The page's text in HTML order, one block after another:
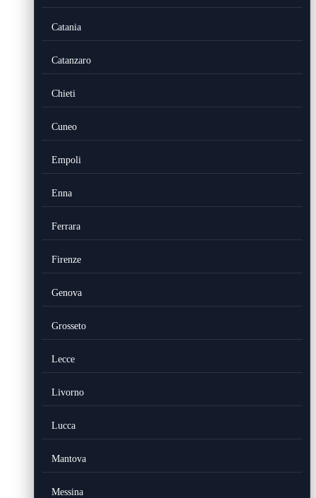
Catania
Catanzaro
Chieti
Cuneo
Empoli
Enna
Ferrara
Firenze
Genova
Grosseto
Lecce
Livorno
Lucca
Mantova
Messina